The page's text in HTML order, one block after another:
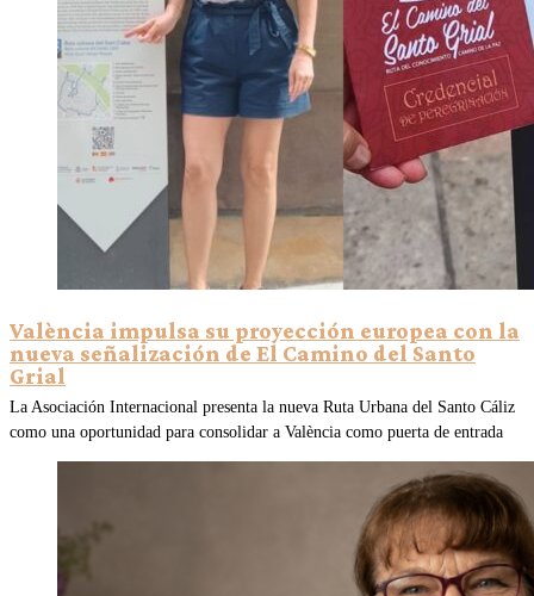
València impulsa su proyección europea con la
nueva señalización de El Camino del Santo
Grial
La Asociación Internacional presenta la nueva Ruta Urbana del Santo Cáliz
como una oportunidad para consolidar a València como puerta de entrada